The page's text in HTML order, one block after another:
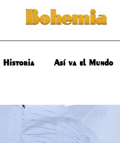
Historia Así va el Mundo